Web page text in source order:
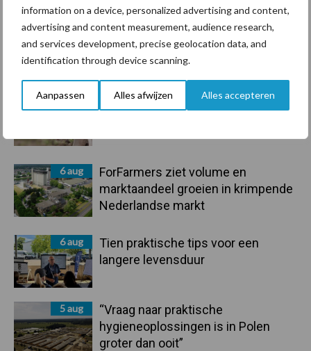
information on a device, personalized advertising and content,
advertising and content measurement, audience research,
and services development, precise geolocation data, and
identification through device scanning.
Aanpassen Alles afwijzen Alles accepteren
Sidebar
7 aug
Grondstoffenmarkt blijft grillig:
droogte en geopolitiek houden
handel in de greep
7 aug
De speenhuid: een vaak
6 aug
ForFarmers ziet volume en
marktaandeel groeien in krimpende
Nederlandse markt
6 aug
Tien praktische tips voor een
langere levensduur
5 aug
“Vraag naar praktische
hygieneoplossingen is in Polen
groter dan ooit”